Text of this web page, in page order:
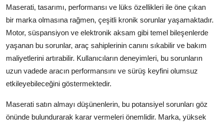
Maserati, tasarımı, performansı ve lüks özellikleri ile öne çıkan
bir marka olmasına rağmen, çeşitli kronik sorunlar yaşamaktadır.
Motor, süspansiyon ve elektronik aksam gibi temel bileşenlerde
yaşanan bu sorunlar, araç sahiplerinin canını sıkabilir ve bakım
maliyetlerini artırabilir. Kullanıcıların deneyimleri, bu sorunların
uzun vadede aracın performansını ve sürüş keyfini olumsuz
etkileyebileceğini göstermektedir.
Maserati satın almayı düşünenlerin, bu potansiyel sorunları göz
önünde bulundurarak karar vermeleri önemlidir. Marka, yüksek